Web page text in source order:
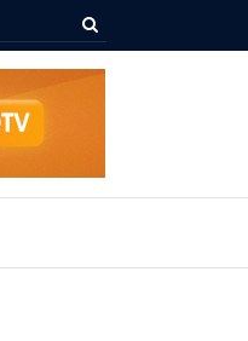
econômico da Maratona